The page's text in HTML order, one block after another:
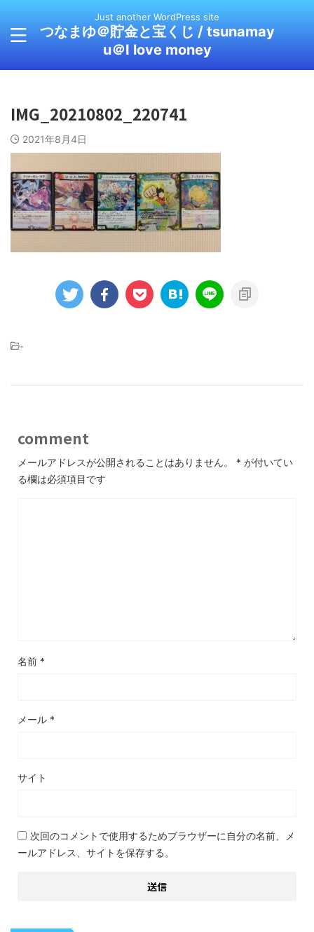
Just another WordPress site
つなまゆ＠貯金と宝くじ / tsunamay
u＠I love money
IMG_20210802_220741
2021年8月4日
-
comment
メールアドレスが公開されることはありません。 * が付いてい
る欄は必須項目です
名前 *
メール *
サイト
次回のコメントで使用するためブラウザーに自分の名前、メ
ールアドレス、サイトを保存する。